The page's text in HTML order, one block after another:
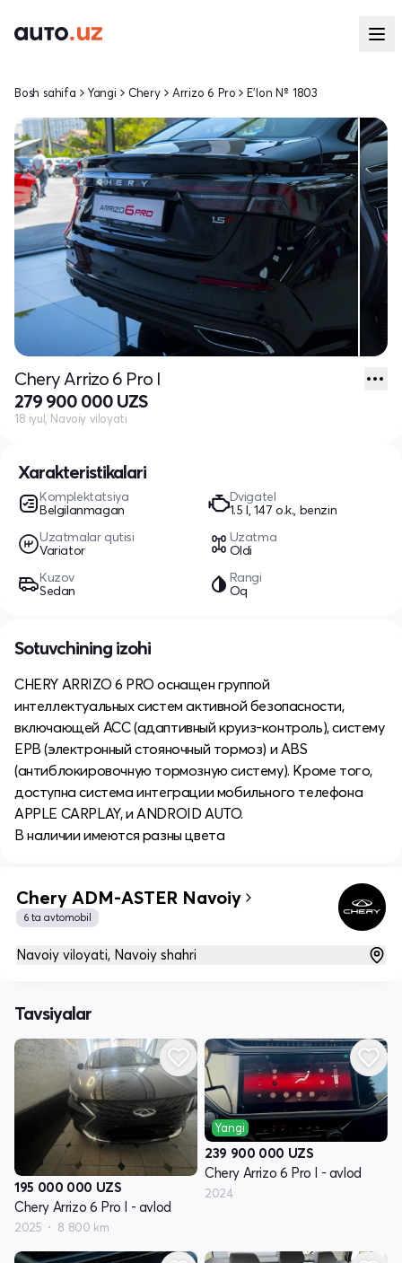
Xarakteristikalari
Komplektatsiya
Belgilanmagan
Dvigatel
1.5 l, 147 o.k., benzin
Uzatmalar qutisi
Variator
Uzatma
Oldi
Kuzov
Sedan
Rangi
Oq
Bosh sahifa Yangi Chery Arrizo 6 Pro E'lon № 1803
Chery Arrizo 6 Pro I
279 900 000 UZS
18 iyul, Navoiy viloyati
Sotuvchining izohi
CHERY ARRIZO 6 PRO оснащен группой
интеллектуальных систем активной безопасности,
включающей ACC (адаптивный круиз-контроль), систему
EPB (электронный стояночный тормоз) и ABS
(антиблокировочную тормозную систему). Кроме того,
доступна система интеграции мобильного телефона
APPLE CARPLAY, и ANDROID AUTO.
В наличии имеются разны цвета
Chery ADM-ASTER Navoiy
6 ta avtomobil
Navoiy viloyati, Navoiy shahri
Tavsiyalar
195 000 000 UZS
Chery Arrizo 6 Pro I - avlod
2025 8 800 km
Yangi
239 900 000 UZS
Chery Arrizo 6 Pro I - avlod
2024